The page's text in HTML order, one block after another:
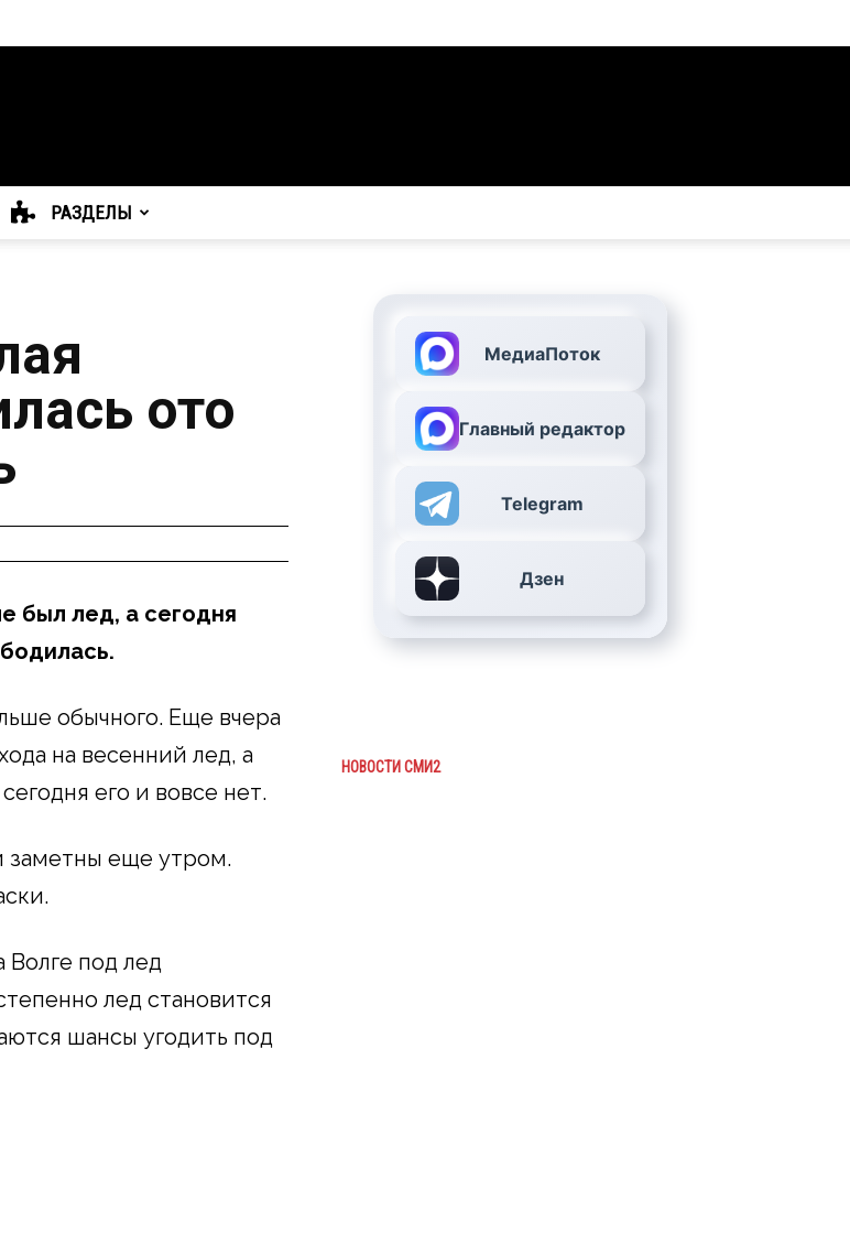
РАЗДЕЛЫ
ото
был лед, а сегодня
обычного. Еще вчера
на весенний лед, а
его и вовсе нет.
заметны еще утром.
Волге под лед
лед становится
шансы угодить под
МедиаПоток
Главный редактор
Telegram
Дзен
НОВОСТИ СМИ2